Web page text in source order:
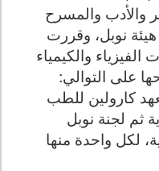
والأدب والمسرح
نوبل، وقررت
والكيمياء
على التوالي:
كارولين للطب
ثم لجنة نوبل
لكل واحدة منها